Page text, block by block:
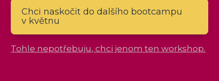
Chci naskočit do dalšího bootcampu
v květnu
Tohle nepotřebuju, chci jenom ten workshop.